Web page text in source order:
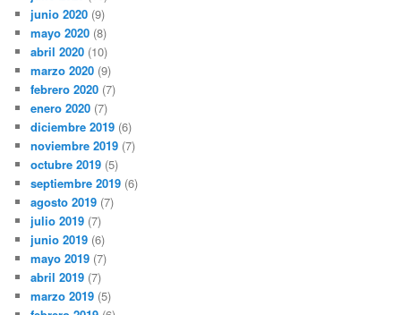
junio 2020 (9)
mayo 2020 (8)
abril 2020 (10)
marzo 2020 (9)
febrero 2020 (7)
enero 2020 (7)
diciembre 2019 (6)
noviembre 2019 (7)
octubre 2019 (5)
septiembre 2019 (6)
agosto 2019 (7)
julio 2019 (7)
junio 2019 (6)
mayo 2019 (7)
abril 2019 (7)
marzo 2019 (5)